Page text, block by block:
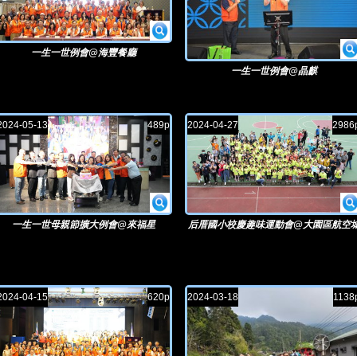
一生一世例會@海豐餐廳
一生一世例會@晶麒
05-13 489p
一生一世母親節擴大例會@來福星
2024-04-27
后厝國小校慶趣味運動會@大園區航空
04-15 620p 2024-03-18